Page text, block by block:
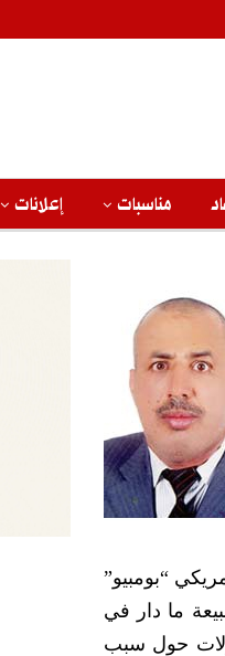
مناسبات إعلانات
“بومبيو”
ما دار في
حول سبب